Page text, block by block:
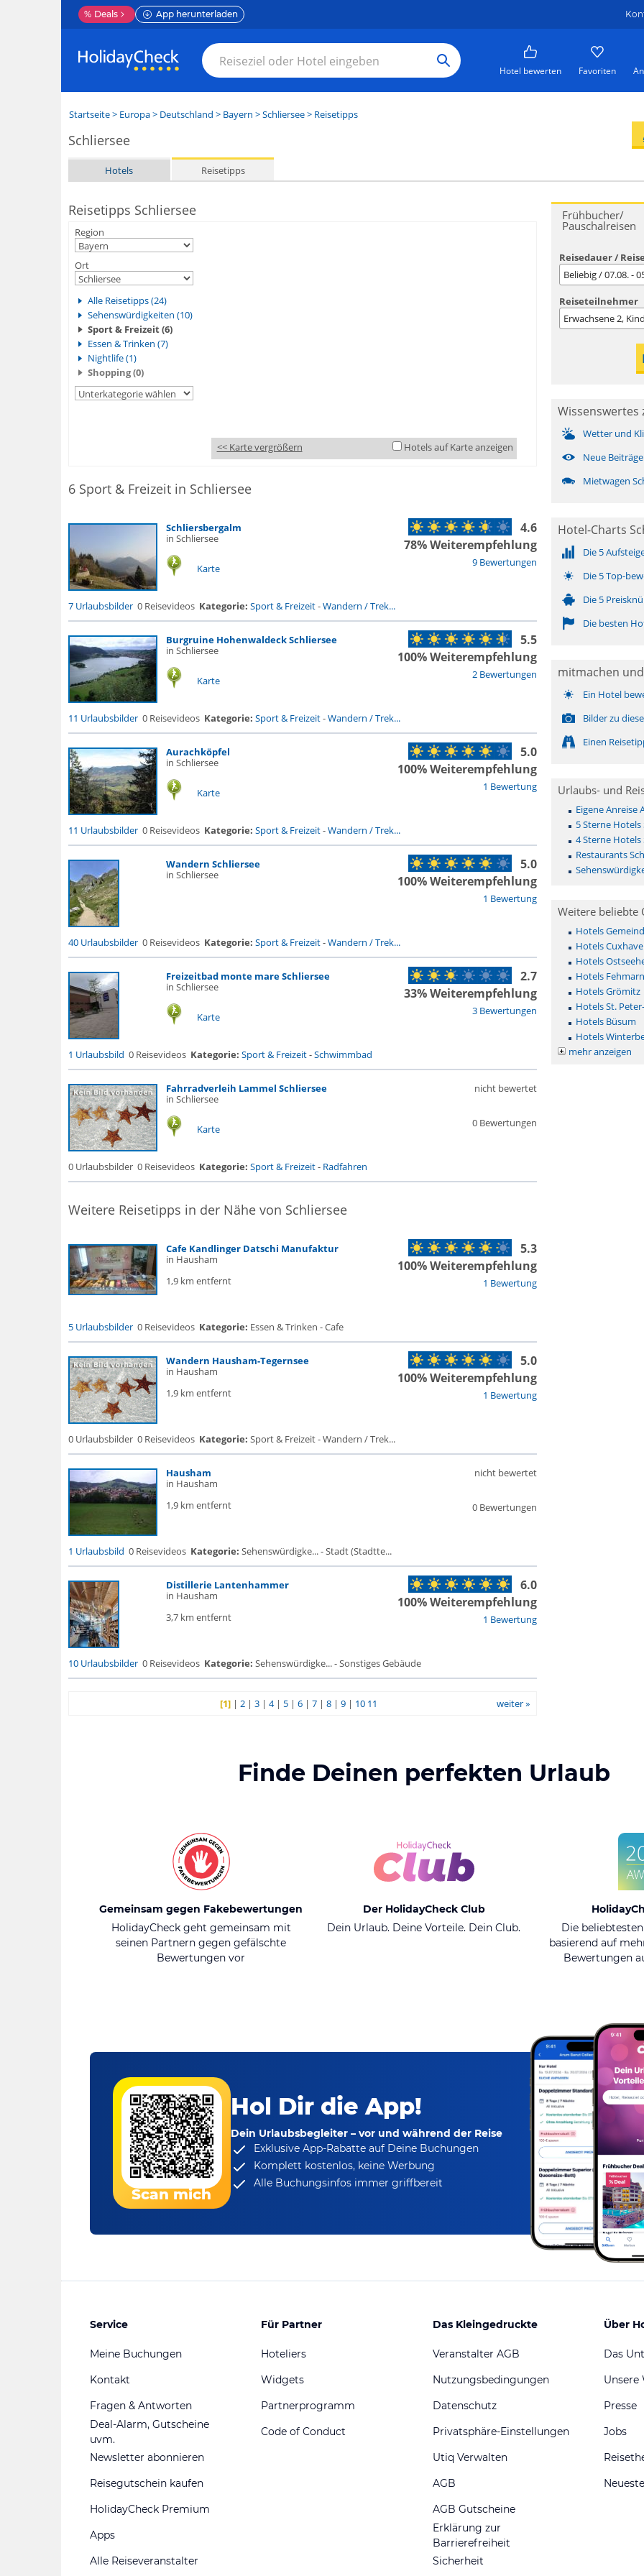
% Deals App herunterladen
Hotel bewerten Favoriten
Startseite> Europa> Deutschland > Bayern >Schliersee> Reisetipps
Schliersee
Hotels Reisetipps
Reisetipps Schliersee
Region
Ort
Alle Reisetipps (24)
Sehenswürdigkeiten (10)
Sport & Freizeit (6)
Essen & Trinken (7)
Nightlife (1)
Shopping (0)
<< Karte vergrößern Hotels auf Karte anzeigen
6 Sport & Freizeit in Schliersee
Schliersbergalm
in Schliersee
Karte 9 Bewertungen
4.6
78% Weiterempfehlung
7 Urlaubsbilder 0 Reisevideos Kategorie: Sport & Freizeit-Wandern / Trek...
Burgruine Hohenwaldeck Schliersee
in Schliersee
Karte 2 Bewertungen
5.5
100% Weiterempfehlung
11 Urlaubsbilder 0 Reisevideos Kategorie: Sport & Freizeit-Wandern / Trek...
Aurachköpfel
in Schliersee
Karte 1 Bewertung
5.0
100% Weiterempfehlung
11 Urlaubsbilder 0 Reisevideos Kategorie: Sport & Freizeit-Wandern / Trek...
Wandern Schliersee
in Schliersee
1 Bewertung
5.0
100% Weiterempfehlung
40 Urlaubsbilder 0 Reisevideos Kategorie: Sport & Freizeit-Wandern / Trek...
Freizeitbad monte mare Schliersee
in Schliersee
Karte 3 Bewertungen
2.7
33% Weiterempfehlung
1 Urlaubsbild 0 Reisevideos Kategorie: Sport & Freizeit-Schwimmbad
Fahrradverleih Lammel Schliersee
in Schliersee
Karte 0 Bewertungen
nicht bewertet
0 Urlaubsbilder 0 Reisevideos Kategorie: Sport & Freizeit- Radfahren
Weitere Reisetipps in der Nähe von Schliersee
Cafe Kandlinger Datschi Manufaktur
in Hausham
1,9 km entfernt
1 Bewertung
5.3
100% Weiterempfehlung
5 Urlaubsbilder 0 Reisevideos Kategorie: Essen & Trinken - Cafe
Wandern Hausham-Tegernsee
in Hausham
1,9 km entfernt
1 Bewertung
5.0
100% Weiterempfehlung
0 Urlaubsbilder 0 Reisevideos Kategorie: Sport & Freizeit - Wandern / Trek...
Hausham
in Hausham
1,9 km entfernt
0 Bewertungen
nicht bewertet
1 Urlaubsbild 0 Reisevideos Kategorie: Sehenswürdigke... - Stadt (Stadtte...
Distillerie Lantenhammer
in Hausham
3,7 km entfernt
1 Bewertung
6.0
100% Weiterempfehlung
10 Urlaubsbilder 0 Reisevideos Kategorie: Sehenswürdigke... - Sonstiges Gebäude
[1]| 2| 3| 4| 5| 6| 7| 8| 9| 10 11 weiter »
Frühbucher/
Pauschalreisen
Reisedauer /
Beliebig / 07.08. -
Reiseteilnehmer
Erwachsene2,
Wissenswertes
Wetter und
Neue
Mietwagen
Hotel-Charts
Die 5
Die 5 Top-
Die 5
Die besten
mitmachen
Ein Hotel
Bilder zu
Einen
Urlaubs- und
Eigene Anreise
5 Sterne Hotels
4 Sterne Hotels
Restaurants
Weitere beliebte
Hotels
Hotels
Hotels
Hotels Fehmarn
Hotels Grömitz
Hotels St.
Hotels Büsum
Hotels
mehr anzeigen
Finde Deinen perfekten Urlaub
Gemeinsam gegen Fakebewertungen
HolidayCheck geht gemeinsam mit
seinen Partnern gegen gefälschte
Bewertungen vor
Der HolidayCheck Club
Dein Urlaub. Deine Vorteile. Dein Club.
Die
basierend auf
Bewertungen
Scan mich
Hol Dir die App!
Dein Urlaubsbegleiter – vor und während der Reise
Exklusive App-Rabatteauf Deine Buchungen
Komplett kostenlos, keine Werbung
Alle Buchungsinfos immer griffbereit
Service
Meine Buchungen
Kontakt
Fragen & Antworten
Deal-Alarm, Gutscheine
uvm.
Newsletter abonnieren
Reisegutschein kaufen
HolidayCheck Premium
Apps
Alle Reiseveranstalter
Für Partner
Hoteliers
Widgets
Partnerprogramm
Code of Conduct
Das Kleingedruckte
Veranstalter AGB
Nutzungsbedingungen
Datenschutz
Privatsphäre-Einstellungen
Utiq Verwalten
AGB
AGB Gutscheine
Erklärung zur
Barrierefreiheit
Sicherheit
Über
Das
Unsere
Presse
Jobs